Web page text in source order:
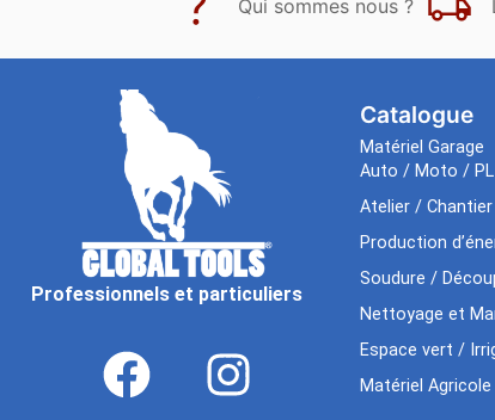
Qui sommes nous ?
Professionnels et particuliers
Catalogue
Matériel Garage
Auto / Moto / PL
Atelier / Chantier
Production
Soudure /
Nettoyage et
Espace vert /
Matériel Agricole